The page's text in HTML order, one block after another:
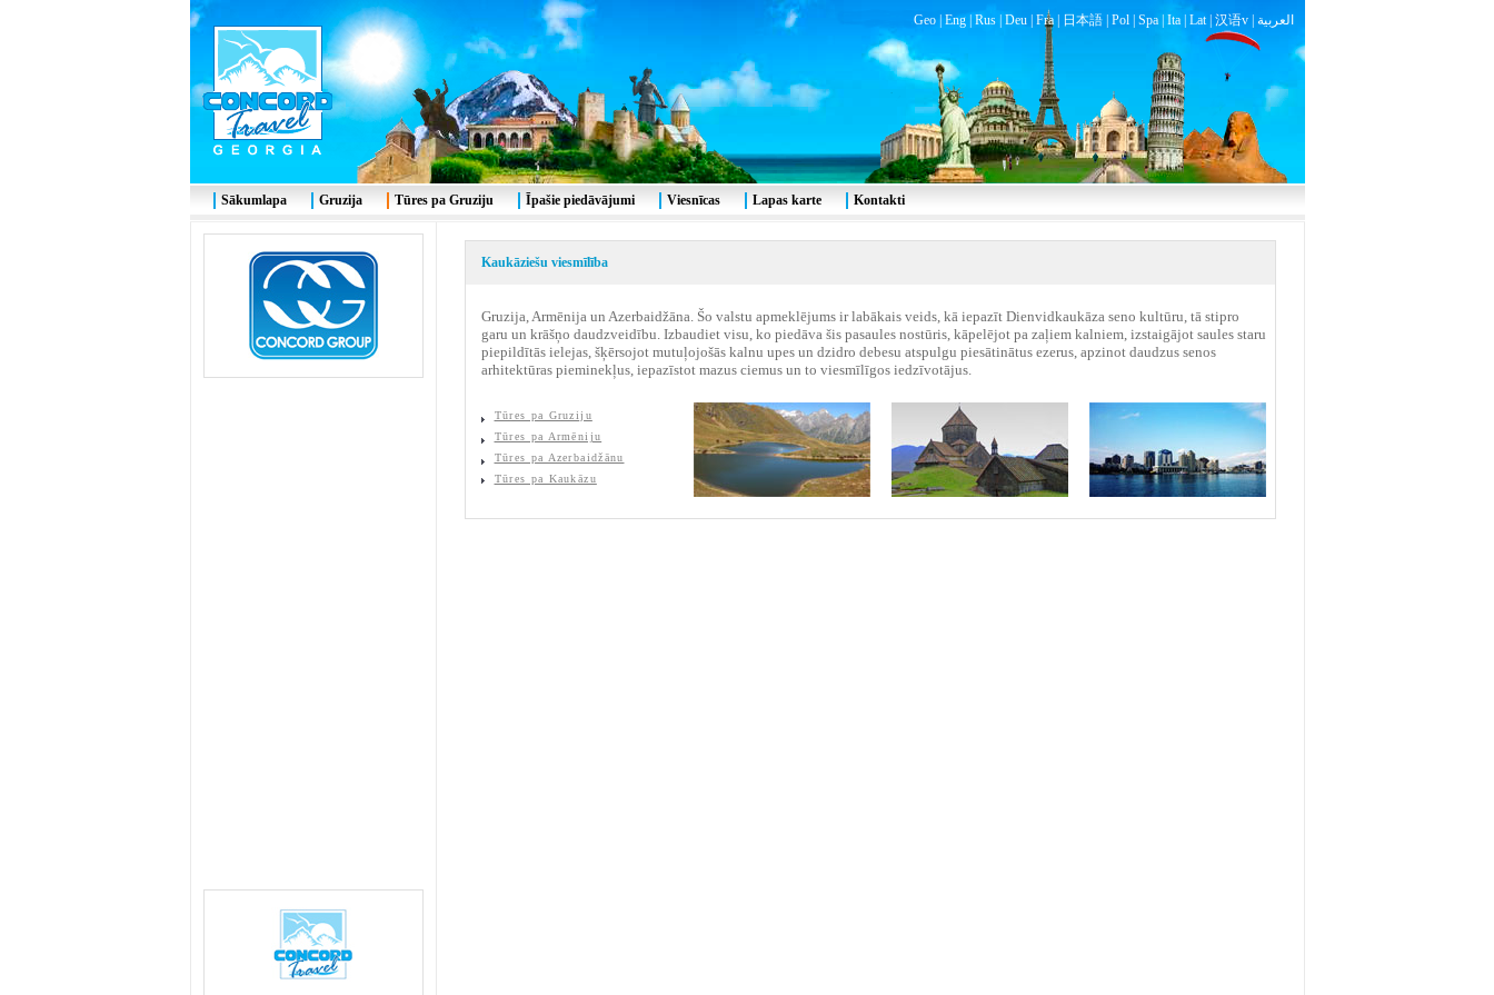
Geo| Eng| Rus| Deu| Fra| 日本語| Pol| Spa| Ita| Lat| 汉语v | العربية
Kaukāziešu viesmīlība
Gruzija, Armēnija un Azerbaidžāna. Šo valstu apmeklējums ir labākais veids, kā iepazīt Dienvidkaukāza seno kultūru, tā stipro
garu un krāšņo daudzveidību. Izbaudiet visu, ko piedāva šis pasaules nostūris, kāpelējot pa zaļiem kalniem, izstaigājot saules staru
piepildītās ielejas, šķērsojot mutuļojošās kalnu upes un dzidro debesu atspulgu piesātinātus ezerus, apzinot daudzus senos
arhitektūras pieminekļus, iepazīstot mazus ciemus un to viesmīlīgos iedzīvotājus.
Tūres pa Gruziju
Tūres pa Armēniju
Tūres pa Azerbaidžānu
Tūres pa Kaukāzu
Sākumlapa Gruzija Tūres pa Gruziju Īpašie piedāvājumi Viesnīcas Lapas karte Kontakti